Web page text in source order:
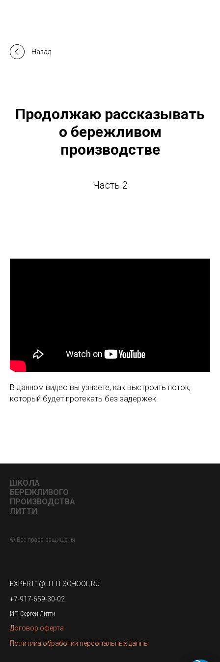
Назад
Продолжаю рассказывать
о бережливом
производстве
Часть 2
В данном видео вы узнаете, как выстроить поток,
который будет протекать без задержек.
ШКОЛА
БЕРЕЖЛИВОГО
ПРОИЗВОДСТВА
ЛИТТИ
© Все права защищены
EXPERT1@LITTI-SCHOOL.RU
+7-917-659-30-02
ИП Сергей Литти
Договор оферта
Политика обработки персональных данны